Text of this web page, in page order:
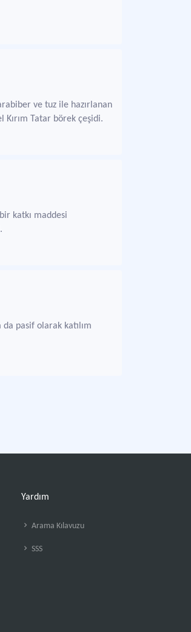
ve tuz ile hazırlanan
Kırım Tatar börek çeşidi.
katkı maddesi
pasif olarak katılım
Yardım
Arama Kılavuzu
SSS